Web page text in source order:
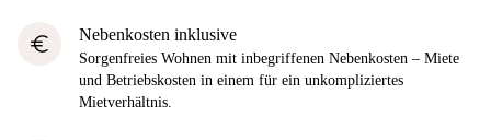
euro Nebenkosten inklusive
Sorgenfreies Wohnen mit inbegriffenen Nebenkosten – Miete
und Betriebskosten in einem für ein unkompliziertes
Mietverhältnis.